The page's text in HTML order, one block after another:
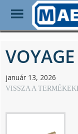
Skip
main
Toggle
Menu
január 13, 2026
VISSZA A